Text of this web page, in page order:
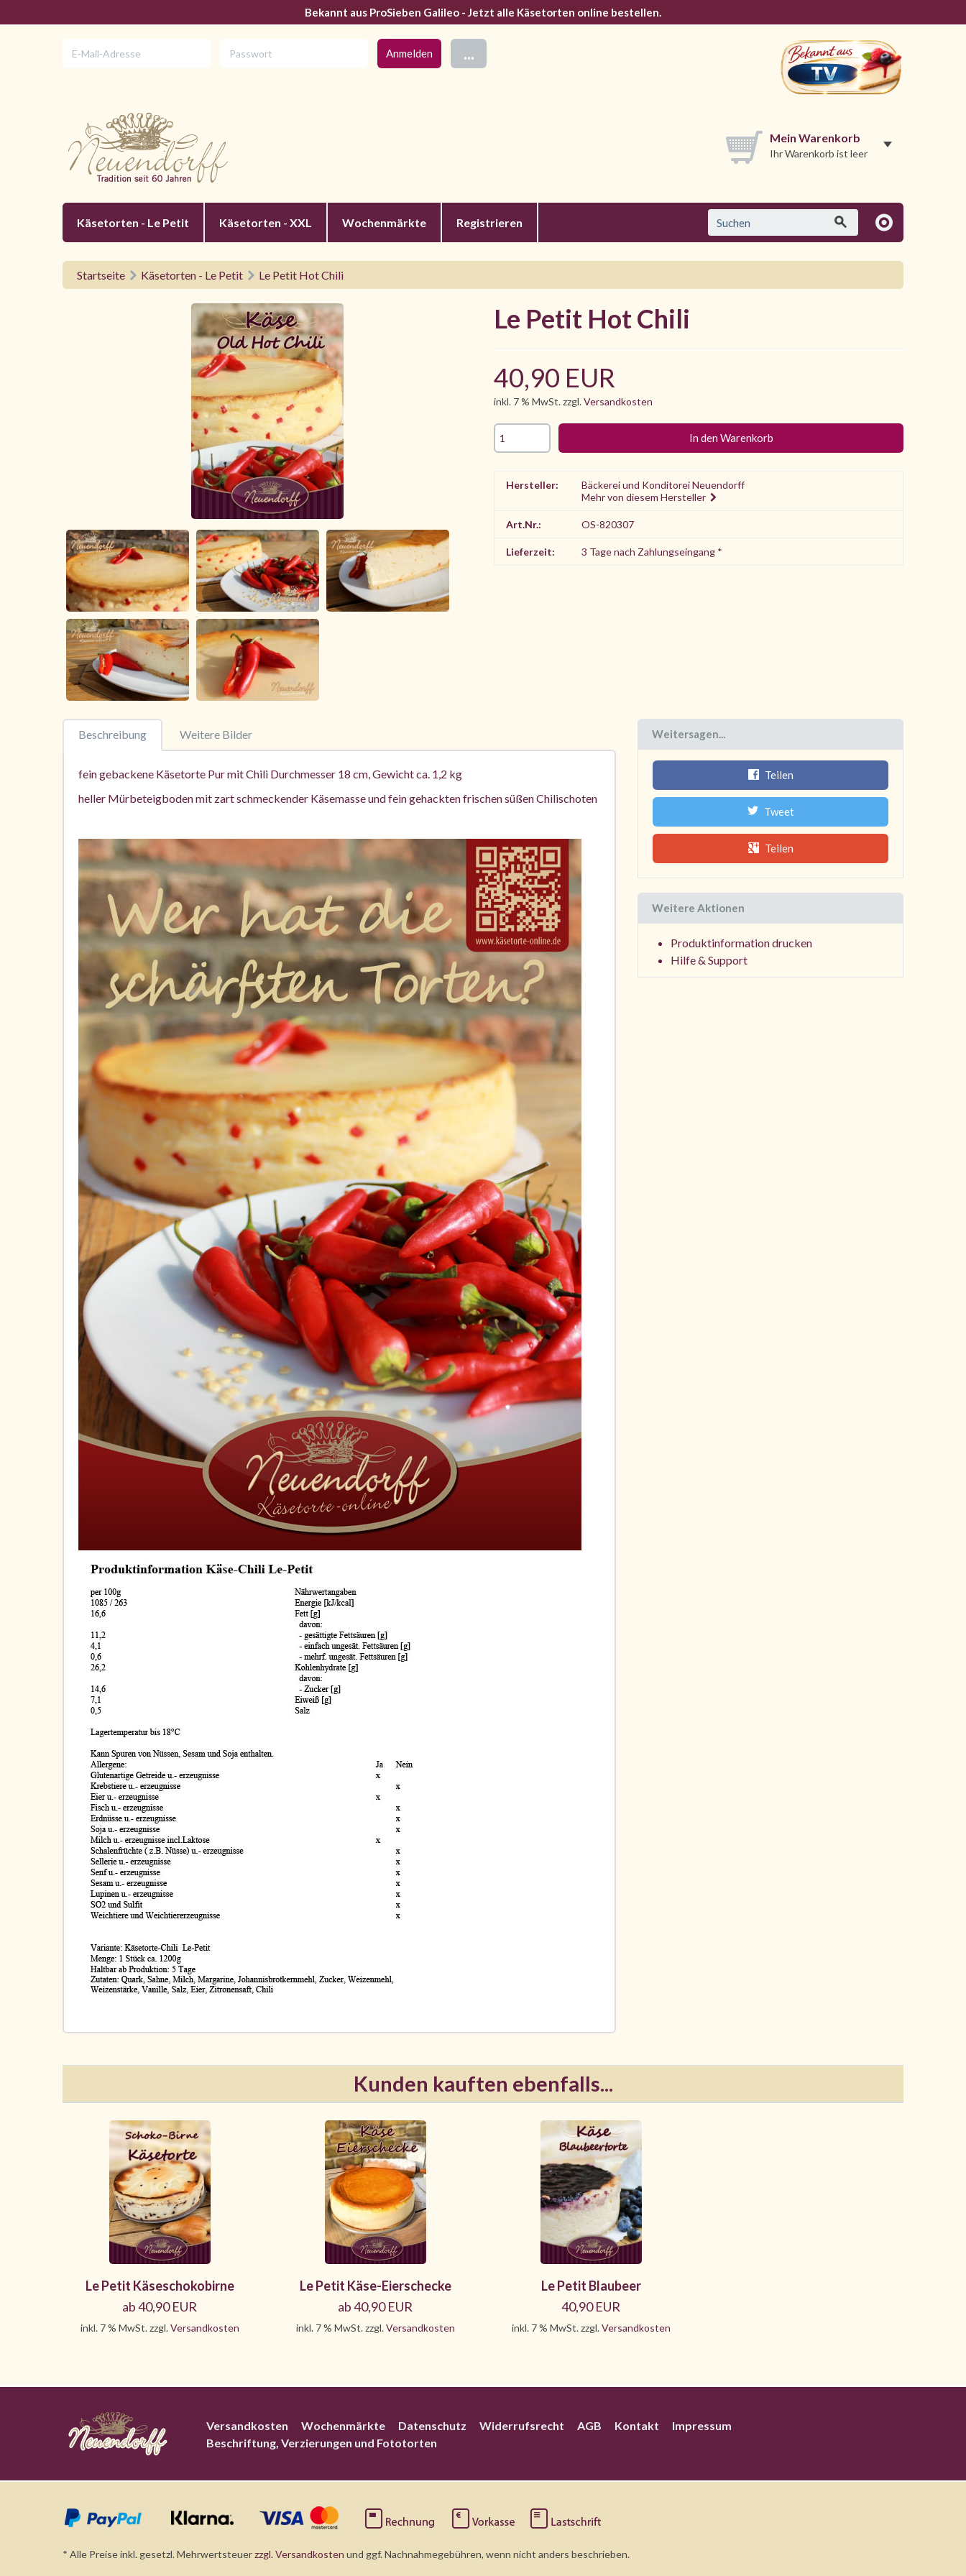
Bekannt aus ProSieben Galileo - Jetzt alle Käsetorten online bestellen.
...
Mein Warenkorb
Ihr Warenkorb ist leer
Käsetorten - Le Petit Käsetorten - XXL Wochenmärkte Registrieren
Startseite Käsetorten - Le Petit Le Petit Hot Chili
Le Petit Hot Chili
40,90 EUR
inkl. 7 % MwSt. zzgl.Versandkosten
Hersteller:
Bäckerei und Konditorei Neuendorff
Mehr von diesem Hersteller
Art.Nr.: OS-820307
Lieferzeit: 3 Tage nach Zahlungseingang *
Beschreibung Weitere Bilder
fein gebackene Käsetorte Pur mit Chili Durchmesser 18 cm, Gewicht ca. 1,2 kg
heller Mürbeteigboden mit zart schmeckender Käsemasse und fein gehackten frischen süßen Chilischoten
Weitersagen...
Teilen
Tweet
Teilen
Weitere Aktionen
Produktinformation drucken
Hilfe & Support
Kunden kauften ebenfalls...
Le Petit Käseschokobirne
ab 40,90 EUR
inkl. 7 % MwSt. zzgl.Versandkosten
Le Petit Käse-Eierschecke
ab 40,90 EUR
inkl. 7 % MwSt. zzgl.Versandkosten
Le Petit Blaubeer
40,90 EUR
inkl. 7 % MwSt. zzgl.Versandkosten
Versandkosten Wochenmärkte Datenschutz Widerrufsrecht AGB Kontakt
Impressum
Beschriftung, Verzierungen und Fototorten
* Alle Preise inkl. gesetzl. Mehrwertsteuerzzgl. Versandkosten und ggf. Nachnahmegebühren, wenn nicht anders beschrieben.